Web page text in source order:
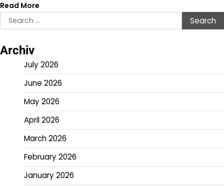
Read More
Search
for:
Archiv
July 2026
June 2026
May 2026
April 2026
March 2026
February 2026
January 2026